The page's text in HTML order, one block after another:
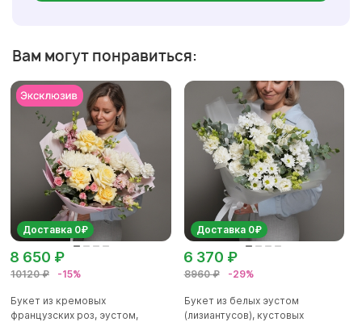
Вам могут понравиться:
Доставка 0₽
10120 ₽ -15%
8 650 ₽
Букет из кремовых
французских роз, эустом,
Доставка 0₽
8960 ₽ -29%
6 370 ₽
Букет из белых эустом
(лизиантусов), кустовых